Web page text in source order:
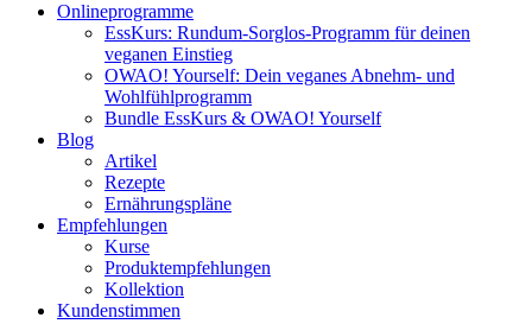
Onlineprogramme
EssKurs: Rundum-Sorglos-Programm für deinen
veganen Einstieg
OWAO! Yourself: Dein veganes Abnehm- und
Wohlfühlprogramm
Bundle EssKurs & OWAO! Yourself
Blog
Artikel
Rezepte
Ernährungspläne
Empfehlungen
Kurse
Produktempfehlungen
Kollektion
Kundenstimmen